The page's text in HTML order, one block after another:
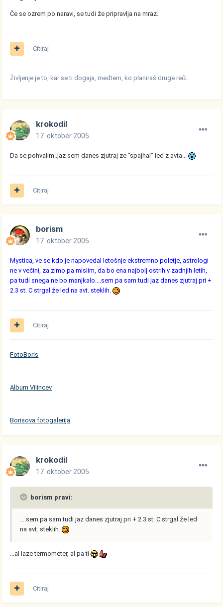
Če se ozrem po naravi, se tudi že pripravlja na mraz.
Citiraj
Življenje je to, kar se ti dogaja, medtem, ko planiraš druge reči.
krokodil
17. oktober 2005
Da se pohvalim..jaz sem danes zjutraj ze "spajhal" led z avta...
Citiraj
borism
17. oktober 2005
Mystica, ve se kdo je napovedal letošnje ekstremno poletje, astrologi
ne v večini, za zimo pa mislim, da bo ena najbolj ostrih v zadnjih letih,
pa tudi snega ne bo manjkalo....sem pa sam tudi jaz danes zjutraj pri +
2.3 st. C strgal že led na avt. steklih.
Citiraj
FotoBoris
Album Vilincev
Borisova fotogalerija
krokodil
17. oktober 2005
borism pravi:
....sem pa sam tudi jaz danes zjutraj pri + 2.3 st. C strgal že led
na avt. steklih.
...al laze termometer, al pa ti
Citiraj